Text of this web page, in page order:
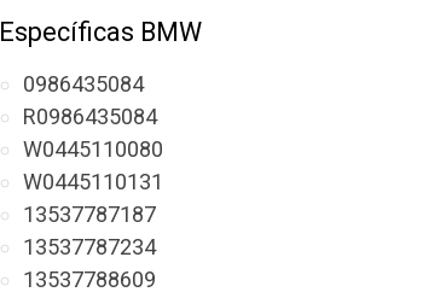
Específicas BMW
0986435084
R0986435084
W0445110080
W0445110131
13537787187
13537787234
13537788609